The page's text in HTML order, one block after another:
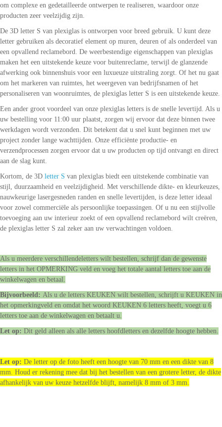
om complexe en gedetailleerde ontwerpen te realiseren, waardoor onze
producten zeer veelzijdig zijn.
De 3D letter S van plexiglas is ontworpen voor breed gebruik. U kunt deze
letter gebruiken als decoratief element op muren, deuren of als onderdeel van
een opvallend reclamebord. De weerbestendige eigenschappen van plexiglas
maken het een uitstekende keuze voor buitenreclame, terwijl de glanzende
afwerking ook binnenshuis voor een luxueuze uitstraling zorgt. Of het nu gaat
om het markeren van ruimtes, het weergeven van bedrijfsnamen of het
personaliseren van woonruimtes, de plexiglas letter S is een uitstekende keuze.
Een ander groot voordeel van onze plexiglas letters is de snelle levertijd. Als u
uw bestelling voor 11:00 uur plaatst, zorgen wij ervoor dat deze binnen twee
werkdagen wordt verzonden. Dit betekent dat u snel kunt beginnen met uw
project zonder lange wachttijden. Onze efficiënte productie- en
verzendprocessen zorgen ervoor dat u uw producten op tijd ontvangt en direct
aan de slag kunt.
Kortom, de 3D letter S van plexiglas biedt een uitstekende combinatie van
stijl, duurzaamheid en veelzijdigheid. Met verschillende dikte- en kleurkeuzes,
nauwkeurige lasergesneden randen en snelle levertijden, is deze letter ideaal
voor zowel commerciële als persoonlijke toepassingen. Of u nu een stijlvolle
toevoeging aan uw interieur zoekt of een opvallend reclamebord wilt creëren,
de plexiglas letter S zal zeker aan uw verwachtingen voldoen.
Als u meerdere verschillendeletters wilt bestellen, schrijf dan de gewenste
letters in het OPMERKING veld en voeg het totale aantal letters toe aan de
winkelwagen en betaal.
Bijvoorbeeld: Als u de letters KEUKEN wilt bestellen, schrijft u KEUKEN in
het opmerkingveld en omdat het woord KEUKEN 6 letters heeft, voegt u 6
letters toe aan de winkelwagen en betaalt u.
Let op: Dit geld alleen als alle letters hoofdletters en dezelfde hoogte hebben.
Let op: De letter op de foto heeft een hoogte van 70 mm en een dikte van 8
mm. Houd er rekening mee dat bij het bestellen van een grotere letter, de dikte
afhankelijk van uw keuze hetzelfde blijft, namelijk 8 mm of 3 mm.